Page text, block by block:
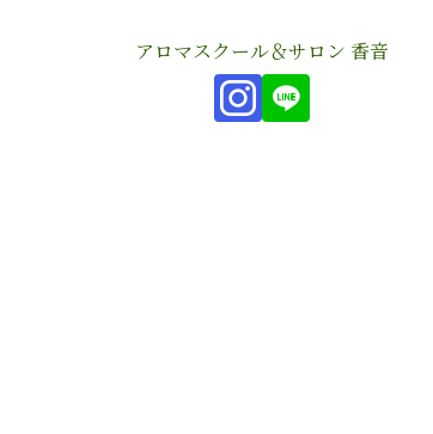
アロマスクール＆サロン 香音